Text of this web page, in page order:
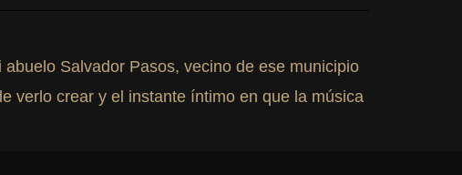
Salvador Pasos, vecino de ese municipio
verlo crear y el instante íntimo en que la música